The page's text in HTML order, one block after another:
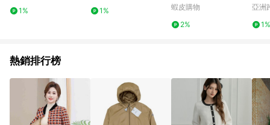
1%
ne 100% 蠶絲 silk vint
1%
鏡 千禧風眼鏡 賽博龐
眼鏡 夜店眼鏡 電音派
蝦皮購物
2%
亞洲
1%
熱銷排行榜